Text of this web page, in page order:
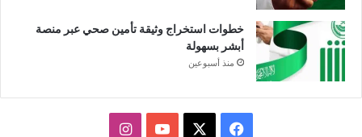
خطوات استخراج وثيقة تأمين صحي عبر منصة
أبشر بسهولة
منذ أسبوعين
فيسبوك يوتيوبانستقرام